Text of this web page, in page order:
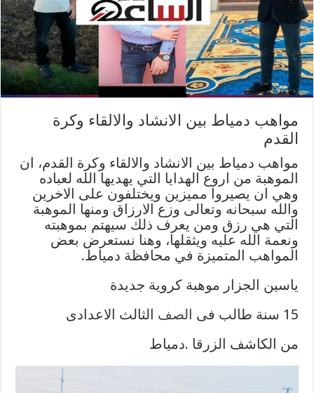
مواهب دمياط بين الانشاد والالقاء وكرة
القدم
مواهب دمياط بين الانشاد والالقاء وكرة القدم، ان
الموهبة من اروع الهدايا التي يهديها الله لعباده
وهي ان يصيروا مميزين ويختلفون على الاخرين
والله سبحانه وتعالى وزع الارزاق ومنها الموهبة
التي هي رزق ومن يعرف ذلك سيهتم بموهبته
ونعمة الله عليه ويثقلها، وهنا نستعرض بعض
المواهب المتميزة في محافظة دمياط.
ياسين الجزار موهبة كروية جديدة
15 سنة طالب فى
الصف الثالث الاعدادى
من الكاشف الزرقا .دمياط